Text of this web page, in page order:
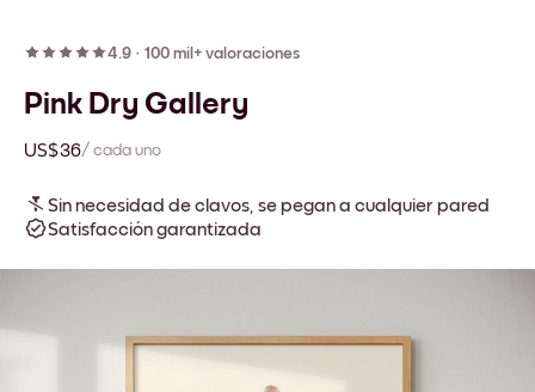
4.9 · 100 mil+ valoraciones
Pink Dry Gallery
US$36/ cada uno
Sin necesidad de clavos, se pegan a cualquier pared
Satisfacción garantizada